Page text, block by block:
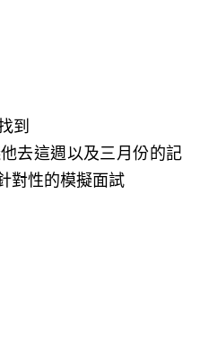
到
去這週以及三月份的記
對性的模擬面試